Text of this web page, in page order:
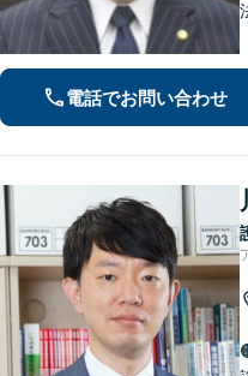
電話でお問い合わせ